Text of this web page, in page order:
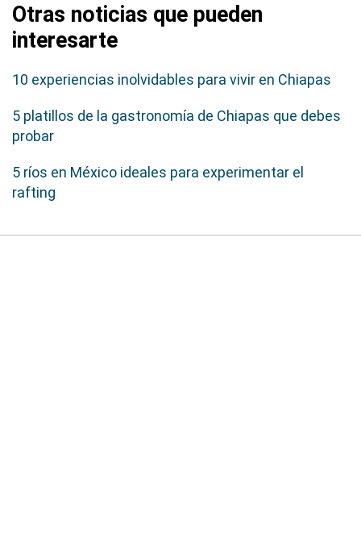
Otras noticias que pueden
interesarte
10 experiencias inolvidables para vivir en Chiapas
5 platillos de la gastronomía de Chiapas que debes
probar
5 ríos en México ideales para experimentar el
rafting